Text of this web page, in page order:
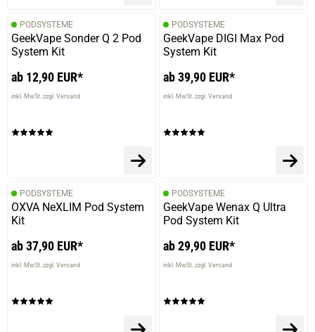
PODSYSTEME
GeekVape Sonder Q 2 Pod
System Kit
ab 12,90 EUR*
inkl. MwSt. zzgl. Versand
PODSYSTEME
GeekVape DIGI Max Pod
System Kit
ab 39,90 EUR*
inkl. MwSt. zzgl. Versand
PODSYSTEME
OXVA NeXLIM Pod System
Kit
ab 37,90 EUR*
inkl. MwSt. zzgl. Versand
PODSYSTEME
GeekVape Wenax Q Ultra
Pod System Kit
ab 29,90 EUR*
inkl. MwSt. zzgl. Versand